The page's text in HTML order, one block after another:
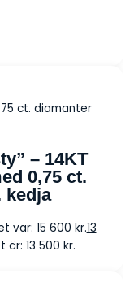
– 14KT
0,75 ct.
kedja
var: 15 600 kr.13
13 500 kr.